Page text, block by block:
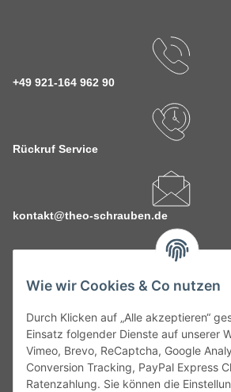
Wie wir Cookies & Co nutzen
Durch Klicken auf „Alle akzeptieren“
Einsatz folgender Dienste auf unserer
Vimeo, Brevo, ReCaptcha, Google
Conversion Tracking, PayPal Express
Ratenzahlung. Sie können die
+49 921-164 962 90
Rückruf Service
kontakt@theo-schrauben.de
Service
Gesetzliche Informationen